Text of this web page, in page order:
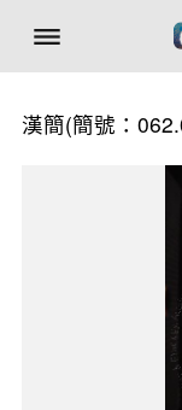
漢簡(簡號：